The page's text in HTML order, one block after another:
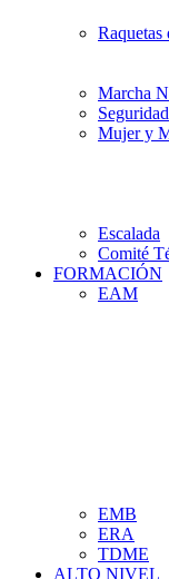
Raquetas
Marcha
Seguridad
Mujer y
Escalada
Comité
FORMACIÓN
EAM
EMB
ERA
TDME
ALTO NIVEL